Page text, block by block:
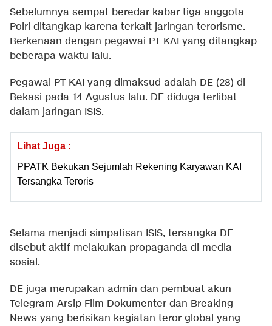
Sebelumnya sempat beredar kabar tiga anggota
Polri ditangkap karena terkait jaringan terorisme.
Berkenaan dengan pegawai PT KAI yang ditangkap
beberapa waktu lalu.
Pegawai PT KAI yang dimaksud adalah DE (28) di
Bekasi pada 14 Agustus lalu. DE diduga terlibat
dalam jaringan ISIS.
Lihat Juga :
PPATK Bekukan Sejumlah Rekening Karyawan KAI
Tersangka Teroris
Selama menjadi simpatisan ISIS, tersangka DE
disebut aktif melakukan propaganda di media
sosial.
DE juga merupakan admin dan pembuat akun
Telegram Arsip Film Dokumenter dan Breaking
News yang berisikan kegiatan teror global yang